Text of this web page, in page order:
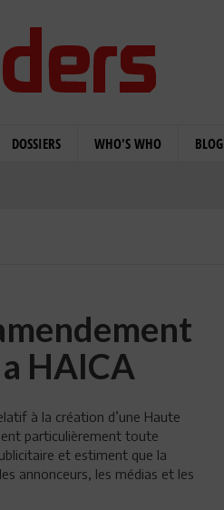
DOSSIERS WHO'S WHO BLOG
HAICA
à la création d’une Haute
particulièrement toute
et estiment que la
annonceurs, les médias et les